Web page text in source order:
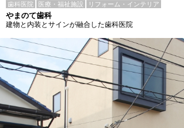
歯科医院 医療・福祉施設 リフォーム・インテリア
やまのて歯科
建物と内装とサインが融合した歯科医院